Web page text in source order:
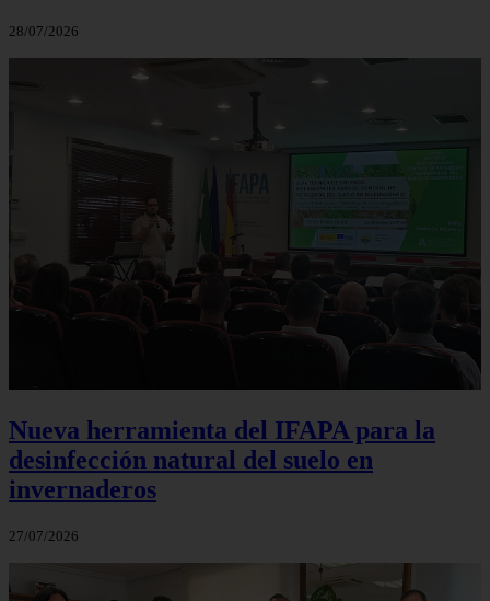
28/07/2026
Nueva herramienta del IFAPA para la
desinfección natural del suelo en
invernaderos
27/07/2026